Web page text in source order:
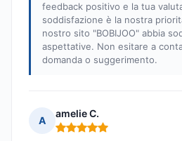
feedback positivo e la tua
soddisfazione è la nostra
nostro sito "BOBIJOO" abbia
aspettative. Non esitare a
domanda o suggerimento.
A
amelie C.
Nota: 5 su 5